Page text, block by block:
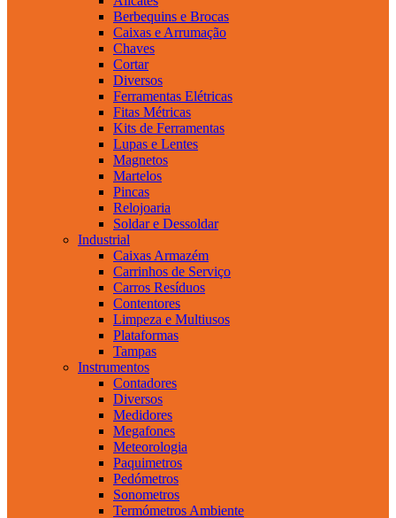
Berbequins e Brocas
Caixas e Arrumação
Chaves
Cortar
Diversos
Ferramentas Elétricas
Fitas Métricas
Kits de Ferramentas
Lupas e Lentes
Magnetos
Martelos
Pincas
Relojoaria
Soldar e Dessoldar
Industrial
Caixas Armazém
Carrinhos de Serviço
Carros Resíduos
Contentores
Limpeza e Multiusos
Plataformas
Tampas
Instrumentos
Contadores
Diversos
Medidores
Megafones
Meteorologia
Paquimetros
Pedómetros
Sonometros
Termómetros Ambiente